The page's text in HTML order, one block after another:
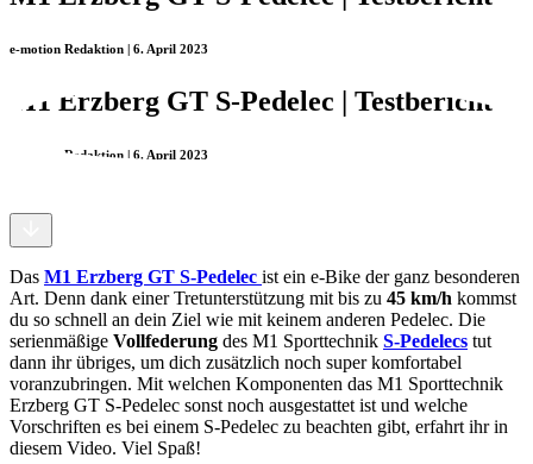
e-motion Redaktion | 6. April 2023
M1 Erzberg GT S-Pedelec | Testbericht
e-motion Redaktion | 6. April 2023
Das M1 Erzberg GT S-Pedelec ist ein e-Bike der ganz besonderen
Art. Denn dank einer Tretunterstützung mit bis zu 45 km/h kommst
du so schnell an dein Ziel wie mit keinem anderen Pedelec. Die
serienmäßige Vollfederung des M1 Sporttechnik S-Pedelecs tut
dann ihr übriges, um dich zusätzlich noch super komfortabel
voranzubringen. Mit welchen Komponenten das M1 Sporttechnik
Erzberg GT S-Pedelec sonst noch ausgestattet ist und welche
Vorschriften es bei einem S-Pedelec zu beachten gibt, erfahrt ihr in
diesem Video. Viel Spaß!